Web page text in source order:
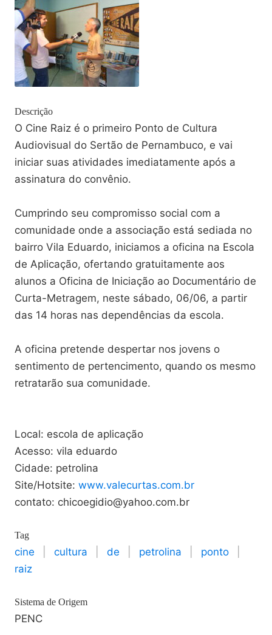
Descrição
O Cine Raiz é o primeiro Ponto de Cultura
Audiovisual do Sertão de Pernambuco, e vai
iniciar suas atividades imediatamente após a
assinatura do convênio.
Cumprindo seu compromisso social com a
comunidade onde a associação está sediada no
bairro Vila Eduardo, iniciamos a oficina na Escola
de Aplicação, ofertando gratuitamente aos
alunos a Oficina de Iniciação ao Documentário de
Curta-Metragem, neste sábado, 06/06, a partir
das 14 horas nas dependências da escola.
A oficina pretende despertar nos jovens o
sentimento de pertencimento, quando os mesmo
retratarão sua comunidade.
Local: escola de aplicação
Acesso: vila eduardo
Cidade: petrolina
Site/Hotsite: www.valecurtas.com.br
contato: chicoegidio@yahoo.com.br
Tag
cine cultura de petrolina ponto
raiz
Sistema de Origem
PENC